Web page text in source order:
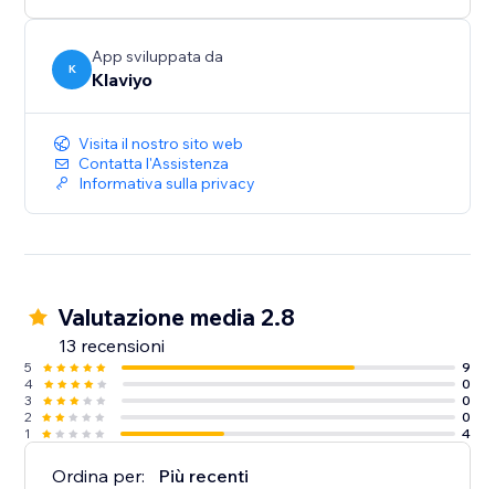
K
App sviluppata da
Klaviyo
Visita il nostro sito web
Contatta l'Assistenza
Informativa sulla privacy
Valutazione media 2.8
13 recensioni
5
9
4
0
3
0
2
0
1
4
Ordina per: Più recenti